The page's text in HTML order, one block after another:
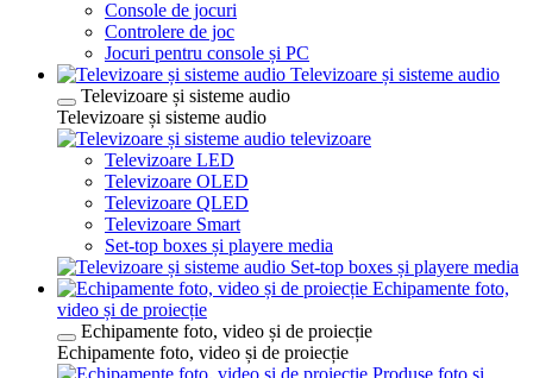
Console de jocuri
Controlere de joc
Jocuri pentru console și PC
Televizoare și sisteme audio
Televizoare și sisteme audio
Televizoare și sisteme audio
televizoare
Televizoare LED
Televizoare OLED
Televizoare QLED
Televizoare Smart
Set-top boxes și playere media
Set-top boxes și playere media
Echipamente foto,
video și de proiecție
Echipamente foto, video și de proiecție
Echipamente foto, video și de proiecție
Produse foto și